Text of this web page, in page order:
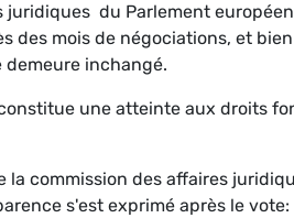
juridiques du Parlement
des mois de négociations, et
inchangé.
une atteinte aux droits
la commission des affaires
s'est exprimé après le vote: